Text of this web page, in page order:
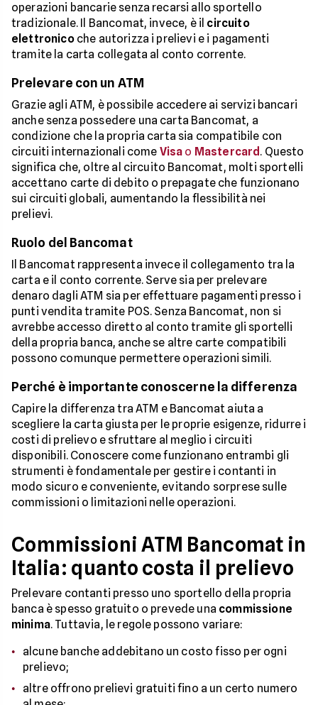
operazioni bancarie senza recarsi allo sportello
tradizionale. Il Bancomat, invece, è il circuito
elettronicoche autorizza i prelievi e i pagamenti
tramite la carta collegata al conto corrente.
Prelevare con un ATM
Grazie agli ATM, è possibile accedere ai servizi bancari
anche senza possedere una carta Bancomat, a
condizione che la propria carta sia compatibile con
circuiti internazionali come Visa o Mastercard . Questo
significa che, oltre al circuito Bancomat, molti sportelli
accettano carte di debito o prepagate che funzionano
sui circuiti globali, aumentando la flessibilità nei
prelievi.
Ruolo del Bancomat
Il Bancomat rappresenta invece il collegamento tra la
carta e il conto corrente. Serve sia per prelevare
denaro dagli ATM sia per effettuare pagamenti presso i
punti vendita tramite POS. Senza Bancomat, non si
avrebbe accesso diretto al conto tramite gli sportelli
della propria banca, anche se altre carte compatibili
possono comunque permettere operazioni simili.
Perché è importante conoscerne la differenza
Capire la differenza tra ATM e Bancomat aiuta a
scegliere la carta giusta per le proprie esigenze, ridurre i
costi di prelievo e sfruttare al meglio i circuiti
disponibili. Conoscere come funzionano entrambi gli
strumenti è fondamentale per gestire i contanti in
modo sicuro e conveniente, evitando sorprese sulle
commissioni o limitazioni nelle operazioni.
Commissioni ATM Bancomat in
Italia: quanto costa il prelievo
Prelevare contanti presso uno sportello della propria
banca è spesso gratuito o prevede una commissione
minima. Tuttavia, le regole possono variare:
alcune banche addebitano un costo fisso per ogni
prelievo;
altre offrono prelievi gratuiti fino a un certo numero